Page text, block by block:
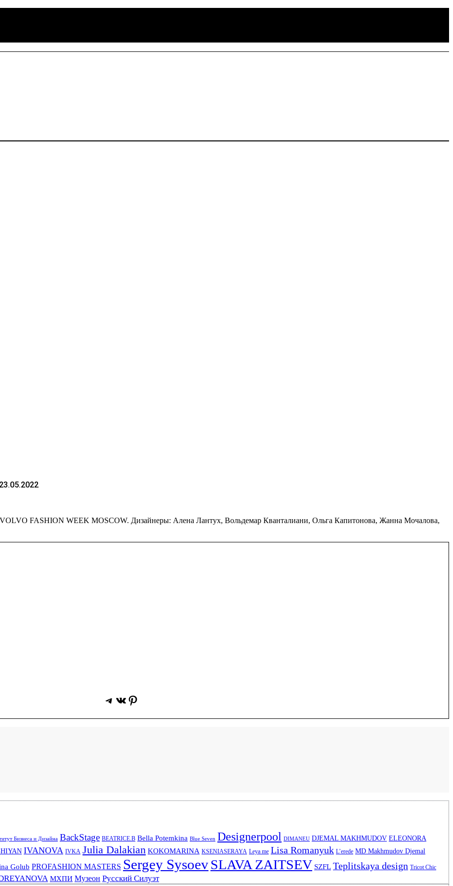
FASHION WEEK MOSCOW. Дизайнеры: Алена Лантух, Вольдемар Кванталиани, Ольга Капитонова, Жанна Мочалова,
Telegram
ВКонтакте
Pinterest
Бизнеса и Дизайна BackStage BEATRICE.B Bella Potemkina Blue Seven Designerpool DIMANEU DJEMAL MAKHMUDOV ELEONORA
IVANOVA IVKA Julia Dalakian KOKOMARINA KSENIASERAYA Leya me Lisa Romanyuk L’erede MD Makhmudov Djemal
Golub PROFASHION MASTERS Sergey SysoevSLAVA ZAITSEV SZFL Teplitskaya design Tricot Chic
МХПИ Музеон Русский Силуэт